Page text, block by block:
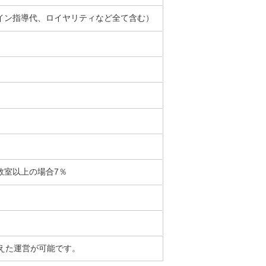
指導代、ロイヤリティなど全て含む）
室以上の場合7％
運営が可能です。